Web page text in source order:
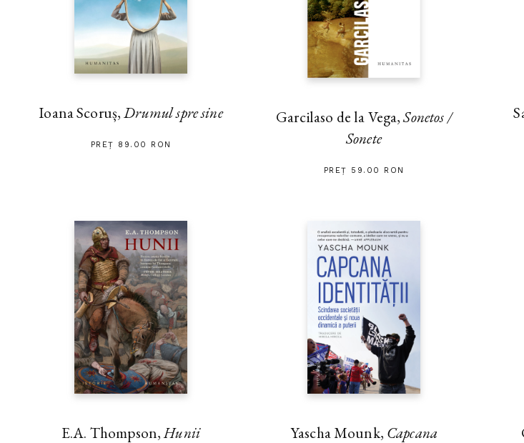
Ioana Scoruș,Drumul spre sine
PREȚ 89.00 RON
Garcilaso de la Vega,Sonetos /
Sonete
PREȚ 59.00 RON
E.A. Thompson,Hunii Yascha Mounk, Capcana